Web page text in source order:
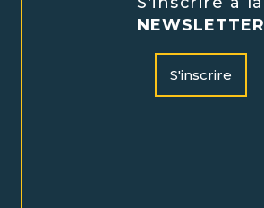
NEWSLETTER
S'inscrire